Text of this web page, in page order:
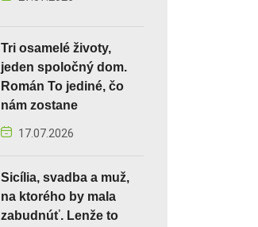
Tri osamelé životy,
jeden spoločný dom.
Román To jediné, čo
nám zostane
17.07.2026
Sicília, svadba a muž,
na ktorého by mala
zabudnúť. Lenže to